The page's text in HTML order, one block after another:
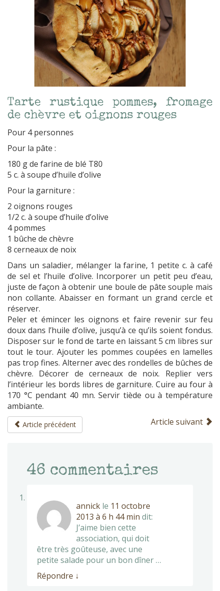
Tarte rustique pommes, fromage
de chèvre et oignons rouges
Pour 4 personnes
Pour la pâte :
180 g de farine de blé T80
5 c. à soupe d’huile d’olive
Pour la garniture :
2 oignons rouges
1/2 c. à soupe d’huile d’olive
4 pommes
1 bûche de chèvre
8 cerneaux de noix
Dans un saladier, mélanger la farine, 1 petite c. à café
de sel et l’huile d’olive. Incorporer un petit peu d’eau,
juste de façon à obtenir une boule de pâte souple mais
non collante. Abaisser en formant un grand cercle et
réserver.
Peler et émincer les oignons et faire revenir sur feu
doux dans l’huile d’olive, jusqu’à ce qu’ils soient fondus.
Disposer sur le fond de tarte en laissant 5 cm libres sur
tout le tour. Ajouter les pommes coupées en lamelles
pas trop fines. Alterner avec des rondelles de bûches de
chèvre. Décorer de cerneaux de noix. Replier vers
l’intérieur les bords libres de garniture. Cuire au four à
170 °C pendant 40 mn. Servir tiède ou à température
ambiante.
Article précédent Article suivant
46 commentaires
annick le 11 octobre
2013 à 6 h 44 min dit:
J’aime bien cette
association, qui doit
être très goûteuse, avec une
petite salade pour un bon dîner …
Répondre ↓